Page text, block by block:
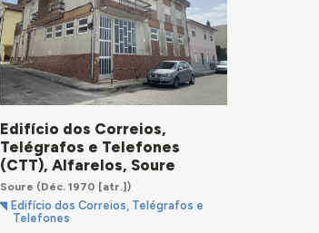
Edifício dos Correios,
Telégrafos e Telefones
(CTT), Alfarelos, Soure
Soure (Déc. 1970 [atr.])
Edifício dos Correios, Telégrafos e
Telefones